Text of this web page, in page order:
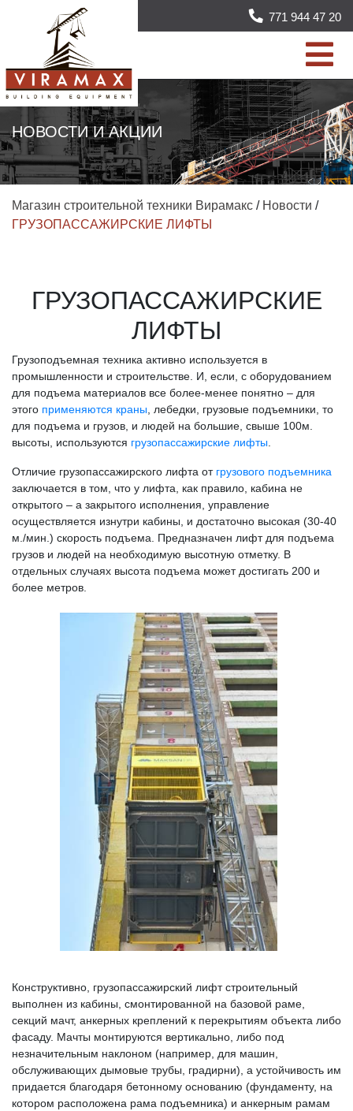
771 944 47 20
НОВОСТИ И АКЦИИ
Магазин строительной техники Вирамакс / Новости /
ГРУЗОПАССАЖИРСКИЕ ЛИФТЫ
ГРУЗОПАССАЖИРСКИЕ
ЛИФТЫ
Грузоподъемная техника активно используется в
промышленности и строительстве. И, если, с оборудованием
для подъема материалов все более-менее понятно – для
этого применяются краны , лебедки, грузовые подъемники, то
для подъема и грузов, и людей на большие, свыше 100м.
высоты, используются грузопассажирские лифты
Отличие грузопассажирского лифта отгрузового подъемника
заключается в том, что у лифта, как правило, кабина не
открытого – а закрытого исполнения, управление
осуществляется изнутри кабины, и достаточно высокая (30-40
м./мин.) скорость подъема. Предназначен лифт для подъема
грузов и людей на необходимую высотную отметку. В
отдельных случаях высота подъема может достигать 200 и
более метров.
Конструктивно, грузопассажирский лифт строительный
выполнен из кабины, смонтированной на базовой раме,
секций мачт, анкерных креплений к перекрытиям объекта либо
фасаду. Мачты монтируются вертикально, либо под
незначительным наклоном (например, для машин,
обслуживающих дымовые трубы, градирни), а устойчивость им
придается благодаря бетонному основанию (фундаменту, на
котором расположена рама подъемника) и анкерным рамам